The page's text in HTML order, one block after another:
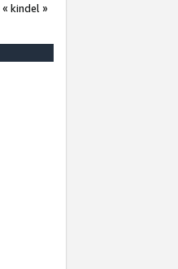
kindel »